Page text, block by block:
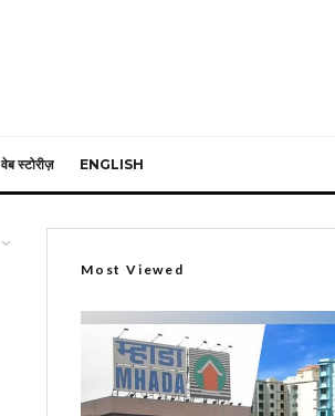
वेब स्टोरीज़ ENGLISH
Most Viewed